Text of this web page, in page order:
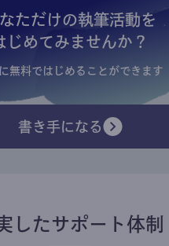
ただけの執筆活動を
じめてみませんか？
無料ではじめることができます
書き手になる
したサポート体制